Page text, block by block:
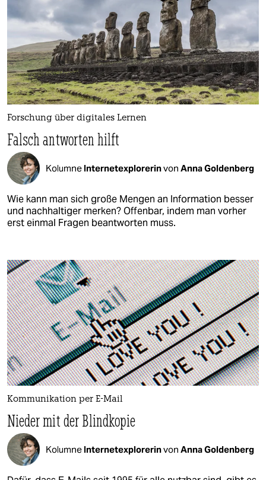
Forschung über digitales Lernen
Falsch antworten hilft
Kolumne Internetexplorerinvon Anna Goldenberg
Wie kann man sich große Mengen an Information besser
und nachhaltiger merken? Offenbar, indem man vorher
erst einmal Fragen beantworten muss.
Kommunikation per E-Mail
Nieder mit der Blindkopie
Kolumne Internetexplorerinvon Anna Goldenberg